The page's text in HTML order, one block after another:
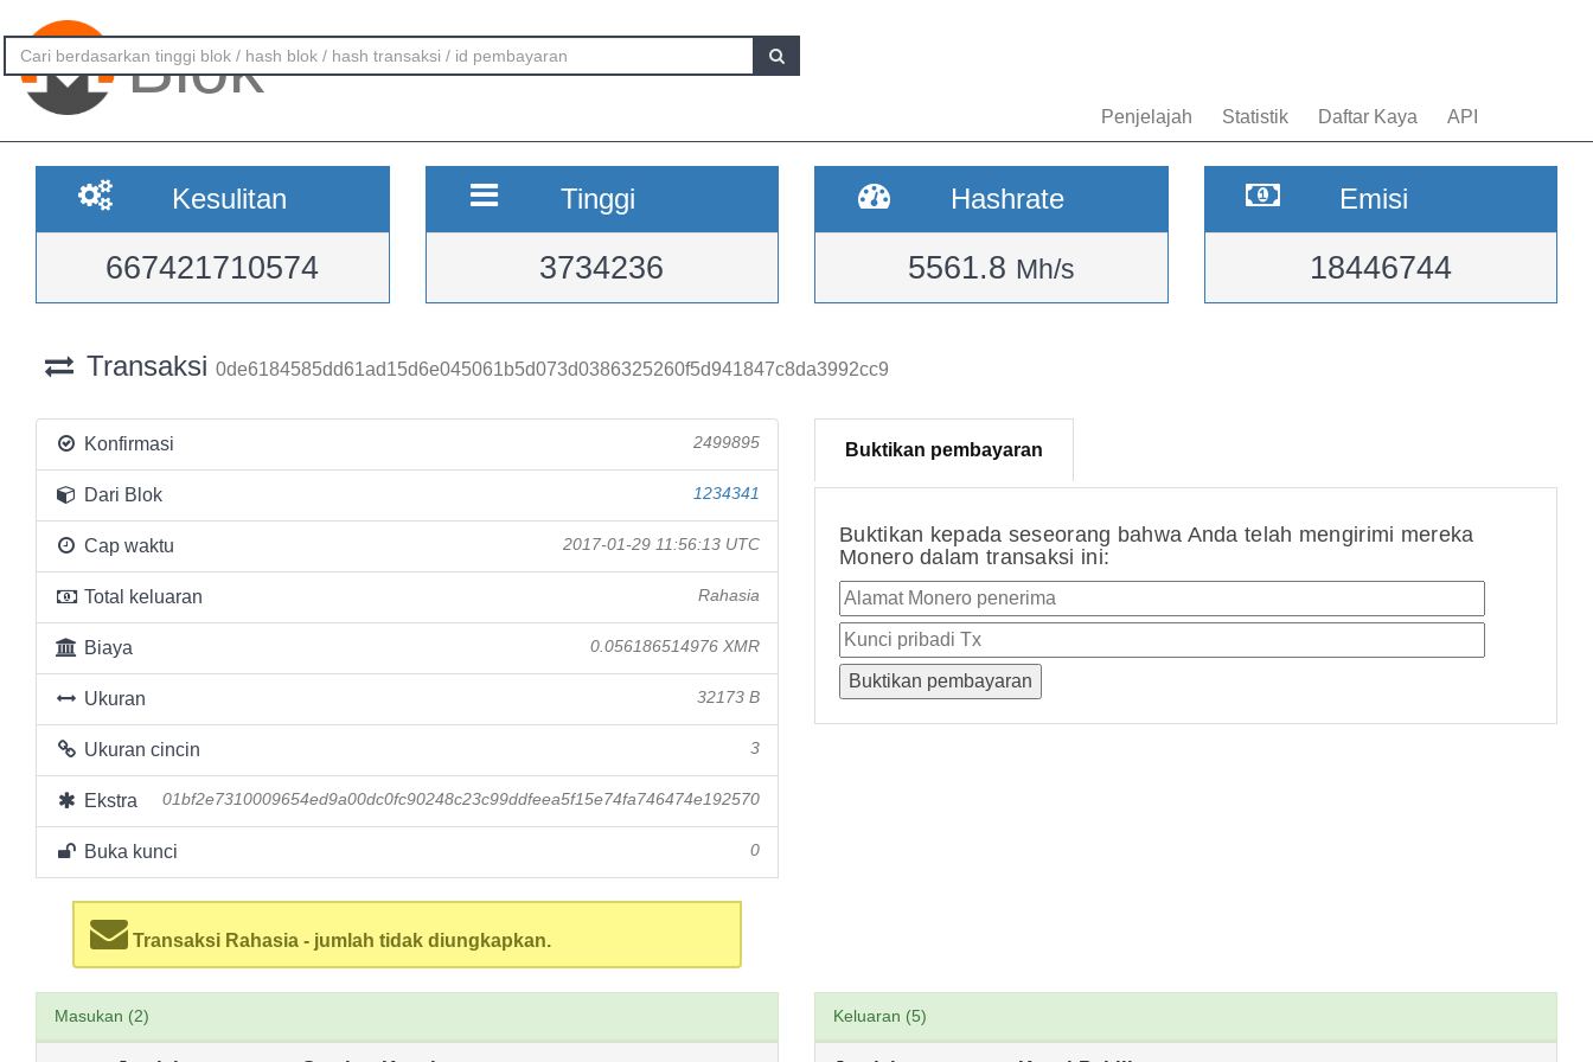
Blok
Penjelajah Statistik Daftar Kaya API
Kesulitan
667421710574
Tinggi
3734236
Hashrate
5561.8 Mh/s
Emisi
18446744
Transaksi 0de6184585dd61ad15d6e045061b5d073d0386325260f5d941847c8da3992cc9
Konfirmasi 2499895
Dari Blok 1234341
Cap waktu 2017-01-29 11:56:13 UTC
Total keluaran Rahasia
Biaya 0.056186514976 XMR
Ukuran 32173 B
Ukuran cincin 3
Ekstra 01bf2e7310009654ed9a00dc0fc90248c23c99ddfeea5f15e74fa746474e192570
Buka kunci 0
Transaksi Rahasia - jumlah tidak diungkapkan.
Buktikan pembayaran
Buktikan kepada seseorang bahwa Anda telah mengirimi mereka
Monero dalam transaksi ini:
Masukan (2) Keluaran (5)